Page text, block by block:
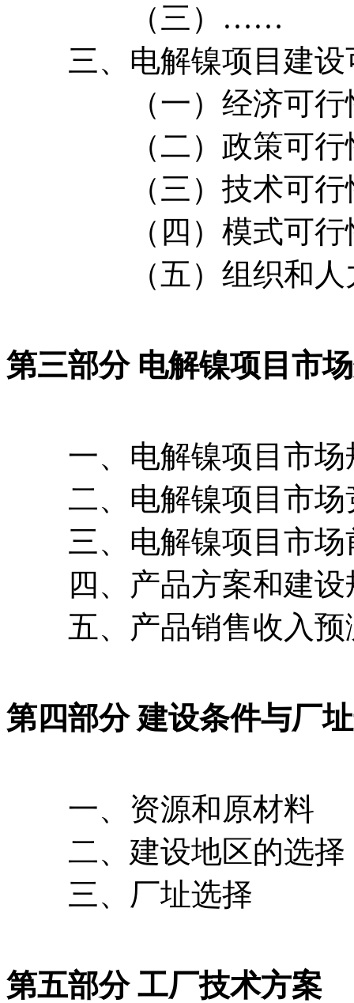
（三）……
三、电解镍项目建设
（一）经济可行
（二）政策可行
（三）技术可行
（四）模式可行
（五）组织和人力
第三部分 电解镍项目市
一、电解镍项目市场
二、电解镍项目市场
三、电解镍项目市场
四、产品方案和建设
五、产品销售收入预
第四部分 建设条件与厂
一、资源和原材料
二、建设地区的选择
三、厂址选择
第五部分 工厂技术方案